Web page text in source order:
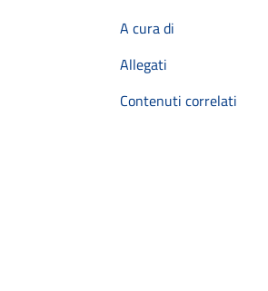
A cura di
Allegati
Contenuti correlati